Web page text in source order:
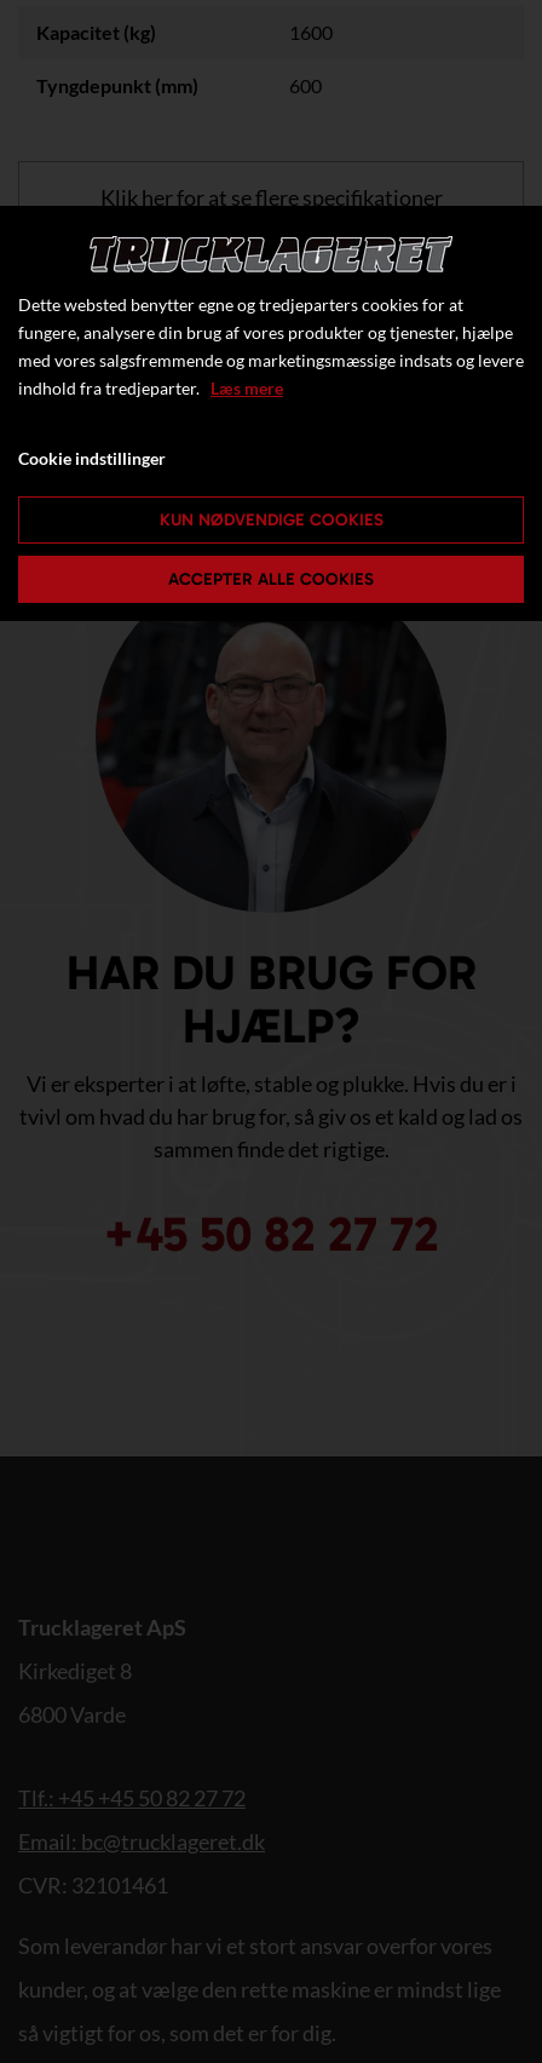
Kapacitet (kg) 1600
Tyngdepunkt (mm) 600
Klik her for at se flere specifikationer
HAR DU BRUG FOR
HJÆLP?
Vi er eksperter i at løfte, stable og plukke. Hvis du er i
tvivl om hvad du har brug for, så giv os et kald og lad os
sammen finde det rigtige.
+45 50 82 27 72
Trucklageret ApS
Kirkediget 8
6800 Varde
Tlf.: +45 +45 50 82 27 72
Email: bc@trucklageret.dk
CVR: 32101461
Som leverandør har vi et stort ansvar overfor vores
kunder, og at vælge den rette maskine er mindst lige
så vigtigt for os, som det er for dig.
Dette websted benytter egne og tredjeparters cookies for at
fungere, analysere din brug af vores produkter og tjenester, hjælpe
med vores salgsfremmende og marketingsmæssige indsats og levere
indhold fra tredjeparter. Læs mere
Cookie indstillinger
KUN NØDVENDIGE COOKIES
ACCEPTER ALLE COOKIES